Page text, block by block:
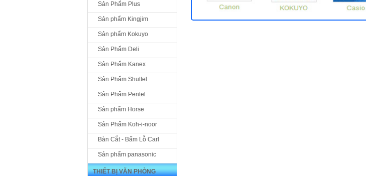
Sản Phẩm Plus
Sản phẩm Kingjim
Sản phẩm Kokuyo
Sản Phẩm Deli
Sản Phẩm Kanex
Sản Phẩm Shuttel
Sản Phẩm Pentel
Sản phẩm Horse
Sản Phẩm Koh-i-noor
Bàn Cắt - Bấm Lỗ Carl
Sản phẩm panasonic
THIẾT BỊ VĂN PHÒNG